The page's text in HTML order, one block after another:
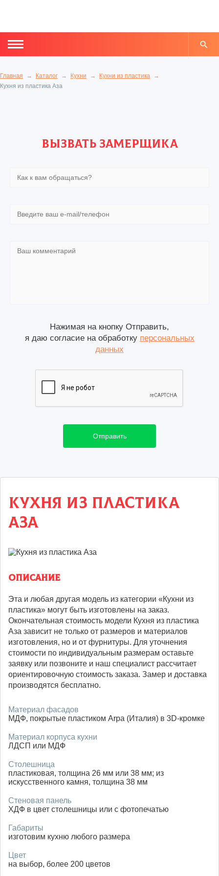
Главная Каталог Кухни
Кухни из пластика
Кухня из пластика Аза
Вызвать замерщика
Нажимая на кнопку Отправить,
я даю согласие на обработку персональных
данных
Отправить
Кухня из пластика
Аза
Описание
Эта и любая другая модель из категории «Кухни из
пластика» могут быть изготовлены на заказ.
Окончательная стоимость модели Кухня из пластика
Аза зависит не только от размеров и материалов
изготовления, но и от фурнитуры. Для уточнения
стоимости по индивидуальным размерам оставьте
заявку или позвоните и наш специалист рассчитает
ориентировочную стоимость заказа. Замер и доставка
производятся бесплатно.
Материал фасадов
МДФ, покрытые пластиком Arpa (Италия) в 3D-кромке
Материал корпуса кухни
ЛДСП или МДФ
Столешница
пластиковая, толщина 26 мм или 38 мм; из
искусственного камня, толщина 38 мм
Стеновая панель
ХДФ в цвет столешницы или с фотопечатью
Габариты
изготовим кухню любого размера
Цвет
на выбор, более 200 цветов